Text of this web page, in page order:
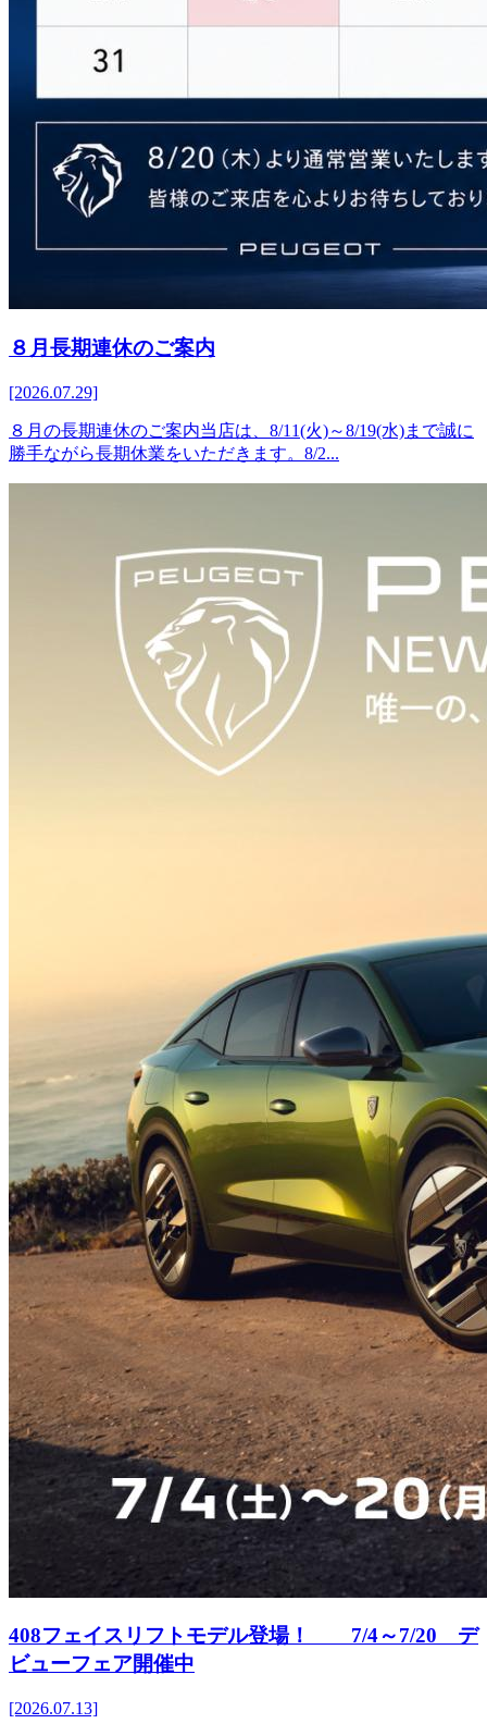
８月長期連休のご案内
[2026.07.29]
８月の長期連休のご案内当店は、8/11(火)～8/19(水)まで誠に
勝手ながら長期休業をいただきます。8/2...
408フェイスリフトモデル登場！ 7/4～7/20 デ
ビューフェア開催中
[2026.07.13]